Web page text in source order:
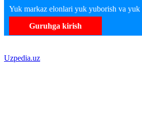
Yuk markaz elonlari yuk yuborish va yuk
Guruhga kirish
Uzpedia.uz